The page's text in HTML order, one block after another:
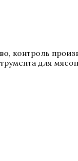
контроль
для